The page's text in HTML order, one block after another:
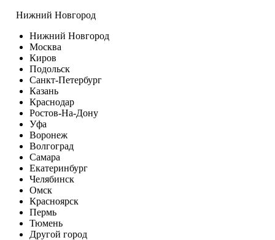
Нижний Новгород
Нижний Новгород
Москва
Киров
Подольск
Санкт-Петербург
Казань
Краснодар
Ростов-На-Дону
Уфа
Воронеж
Волгоград
Самара
Екатеринбург
Челябинск
Омск
Красноярск
Пермь
Тюмень
Другой город